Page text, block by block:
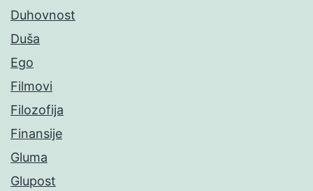
Duhovnost
Duša
Ego
Filmovi
Filozofija
Finansije
Gluma
Glupost